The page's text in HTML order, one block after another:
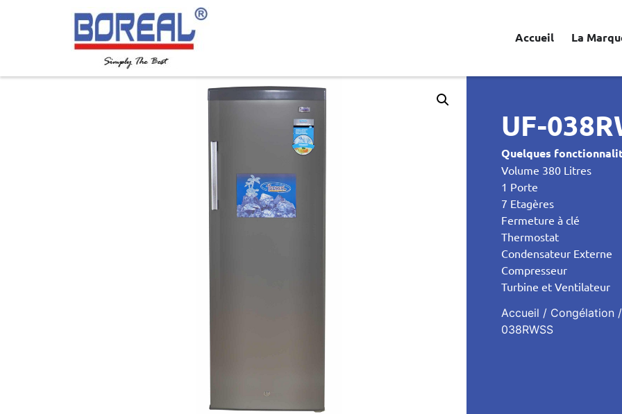
Accueil La
UF-
Quelques
Volume 380 Litres
1 Porte
7 Etagères
Fermeture à clé
Thermostat
Condensateur Externe
Compresseur
Turbine et Ventilateur
Accueil / Congélation /
038RWSS